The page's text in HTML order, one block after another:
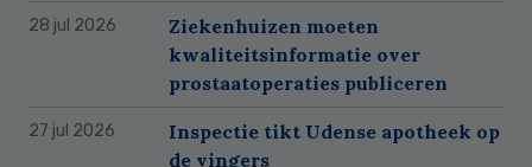
28 jul 2026
Ziekenhuizen moeten
kwaliteitsinformatie over
prostaatoperaties publiceren
27 jul 2026
Inspectie tikt Udense apotheek op
de vingers